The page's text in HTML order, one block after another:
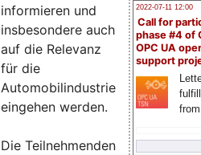
2022-07-11 12:00
Call for
phase #4 of
OPC UA
support
informieren und
insbesondere auch
auf die Relevanz
für die
Automobilindustrie
eingehen werden.
Die Teilnehmenden